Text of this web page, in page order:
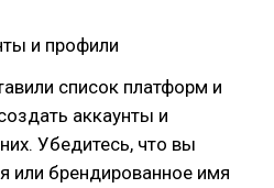
и профили
список платформ и
аккаунты и
Убедитесь, что вы
или брендированное имя